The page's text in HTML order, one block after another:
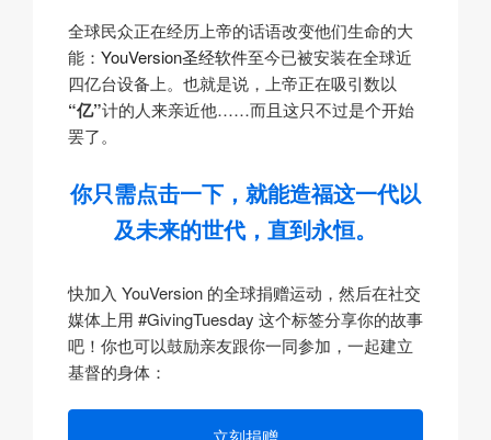
全球民众正在经历上帝的话语改变他们生命的大
能： YouVersion圣经软件至今已被安装在全球近
四亿台设备上。也就是说，上帝正在吸引数以
“亿”计的人来亲近他……而且这只不过是个开始
罢了。
你只需点击一下，就能造福这一代以
及未来的世代，直到永恒。
快加入 YouVersion 的全球捐赠运动，然后在社交
媒体上用 #GivingTuesday 这个标签分享你的故事
吧！你也可以鼓励亲友跟你一同参加，一起建立
基督的身体：